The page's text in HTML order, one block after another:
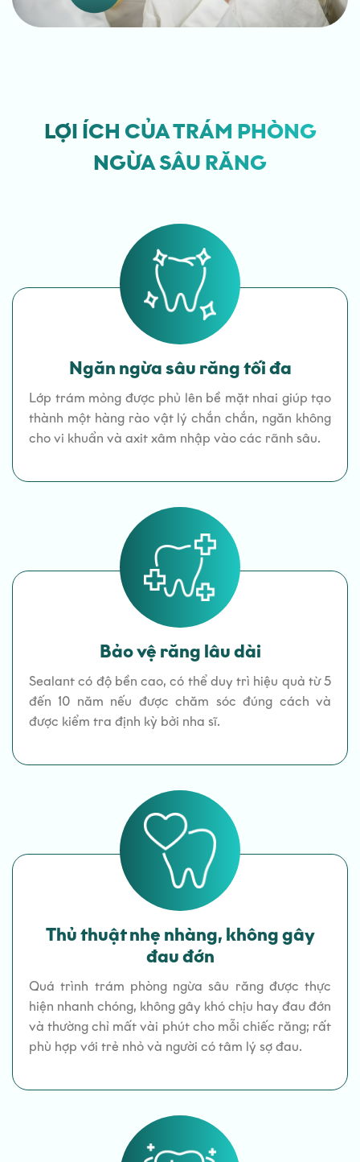
LỢI ÍCH CỦA TRÁM PHÒNG
NGỪA SÂU RĂNG
Ngăn ngừa sâu răng tối đa
Lớp trám mỏng được phủ lên bề mặt nhai giúp tạo
thành một hàng rào vật lý chắn chắn, ngăn không
cho vi khuẩn và axit xâm nhập vào các rãnh sâu.
Bảo vệ răng lâu dài
Sealant có độ bền cao, có thể duy trì hiệu quả từ 5
đến 10 năm nếu được chăm sóc đúng cách và
được kiểm tra định kỳ bởi nha sĩ.
Thủ thuật nhẹ nhàng, không gây
đau đớn
Quá trình trám phòng ngừa sâu răng được thực
hiện nhanh chóng, không gây khó chịu hay đau đớn
và thường chỉ mất vài phút cho mỗi chiếc răng; rất
phù hợp với trẻ nhỏ và người có tâm lý sợ đau.